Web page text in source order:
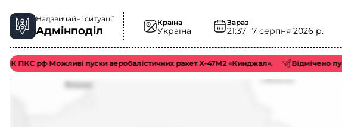
Надзвичайні ситуації
Адмінподіл
Країна
Україна
Зараз
21:37 7 серпня 2026 р.
рф Можливі пуски аеробалістичних ракет Х-47М2 «Кинджал». Відмічено пуски